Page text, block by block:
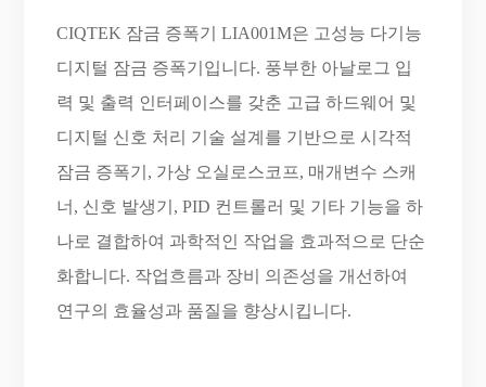
CIQTEK 잠금 증폭기 LIA001M은 고성능 다기능
디지털 잠금 증폭기입니다. 풍부한 아날로그 입
력 및 출력 인터페이스를 갖춘 고급 하드웨어 및
디지털 신호 처리 기술 설계를 기반으로 시각적
잠금 증폭기, 가상 오실로스코프, 매개변수 스캐
너, 신호 발생기, PID 컨트롤러 및 기타 기능을 하
나로 결합하여 과학적인 작업을 효과적으로 단순
화합니다. 작업흐름과 장비 의존성을 개선하여
연구의 효율성과 품질을 향상시킵니다.